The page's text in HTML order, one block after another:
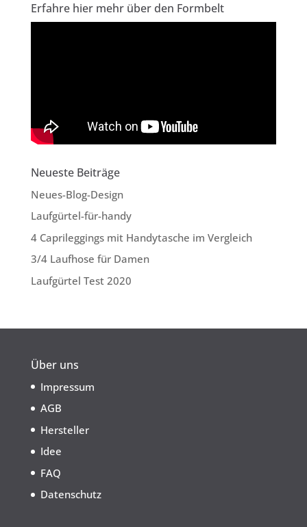
Erfahre hier mehr über den Formbelt
Neueste Beiträge
Neues-Blog-Design
Laufgürtel-für-handy
4 Caprileggings mit Handytasche im Vergleich
3/4 Laufhose für Damen
Laufgürtel Test 2020
Über uns
Impressum
AGB
Hersteller
Idee
FAQ
Datenschutz